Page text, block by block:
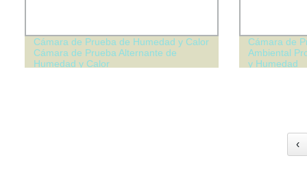
Cámara de Prueba de Humedad y Calor
Cámara de Prueba Alternante de
Humedad y Calor
Cámara de
Ambiental
y Humedad
‹